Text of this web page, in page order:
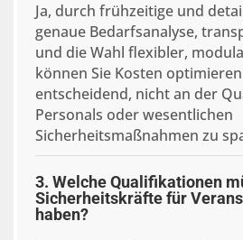
Ja, durch frühzeitige und
genaue Bedarfsanalyse,
und die Wahl flexibler,
können Sie Kosten
entscheidend, nicht an der
Personals oder wesentlichen
Sicherheitsmaßnahmen zu
3. Welche Qualifikationen
Sicherheitskräfte für
haben?